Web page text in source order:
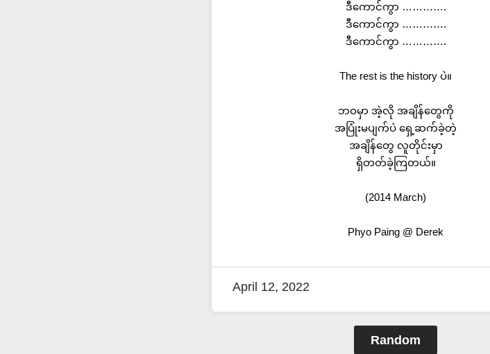
ဒီကောင်ကွာ ………….
ဒီကောင်ကွာ ………….
ဒီကောင်ကွာ ………….
The rest is the history ပဲ။
ဘဝမှာ အဲ့လို အချိန်တွေကို
အပြုံးမပျက်ပဲ ရှေ့ဆက်ခဲ့တဲ့
အချိန်တွေ လူတိုင်းမှာ
ရှိတတ်ခဲ့ကြတယ်။
(2014 March)
Phyo Paing @ Derek
April 12, 2022
Random